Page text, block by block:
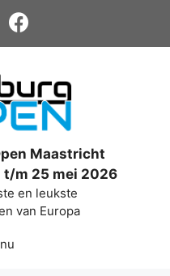
Maastricht
t/m 25 mei 2026
en leukste
van Europa